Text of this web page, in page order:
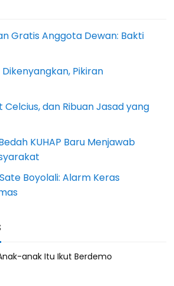
Gratis Anggota Dewan: Bakti
Pikiran
Celcius, dan Ribuan Jasad yang
KUHAP Baru Menjawab
Boyolali: Alarm Keras
anak Itu Ikut Berdemo